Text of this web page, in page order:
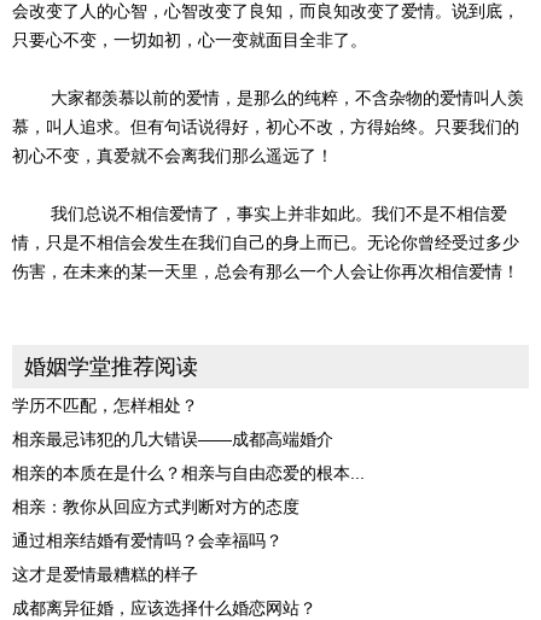
会改变了人的心智，心智改变了良知，而良知改变了爱情。说到底，
只要心不变，一切如初，心一变就面目全非了。
大家都羡慕以前的爱情，是那么的纯粹，不含杂物的爱情叫人羡
慕，叫人追求。但有句话说得好，初心不改，方得始终。只要我们的
初心不变，真爱就不会离我们那么遥远了！
我们总说不相信爱情了，事实上并非如此。我们不是不相信爱
情，只是不相信会发生在我们自己的身上而已。无论你曾经受过多少
伤害，在未来的某一天里，总会有那么一个人会让你再次相信爱情！
婚姻学堂推荐阅读
学历不匹配，怎样相处？
相亲最忌讳犯的几大错误——成都高端婚介
相亲的本质在是什么？相亲与自由恋爱的根本...
相亲：教你从回应方式判断对方的态度
通过相亲结婚有爱情吗？会幸福吗？
这才是爱情最糟糕的样子
成都离异征婚，应该选择什么婚恋网站？